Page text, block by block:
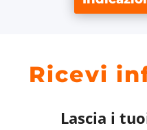
Ricevi
Lascia i